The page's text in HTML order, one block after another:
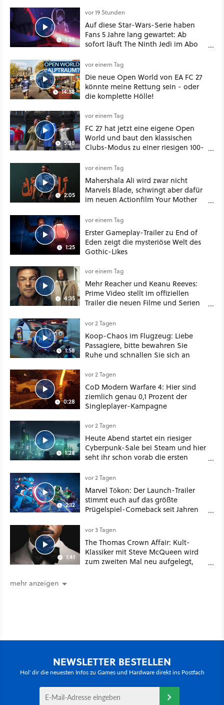
1:29
vor 19 Stunden
Auf diese Star-Wars-Serie haben
Fans 5 Jahre lang gewartet: Ab
sofort läuft The Ninth Jedi im Abo
14:38
vor einem Tag
Die neue Open World von EA FC 27
könnte meine Rettung sein - oder
die komplette Hölle!
5:38
vor einem Tag
FC 27 hat jetzt eine eigene Open
World und baut den klassischen
Clubs-Modus zu einer riesigen 100-
2:05
vor einem Tag
Mahershala Ali wird zwar nicht
Marvels Blade, schwingt aber dafür
im neuen Actionfilm Your Mother
Schwert
1:25
vor einem Tag
Erster Gameplay-Trailer zu End of
Eden zeigt die mysteriöse Welt des
Gothic-Likes
4:35
vor einem Tag
Mehr Reacher und Keanu Reeves:
Prime Video stellt im offiziellen
Trailer die neuen Filme und Serien
1:58
vor 2 Tagen
Koop-Chaos im Flugzeug: Liebe
Passagiere, bitte bewahren Sie
Ruhe und schnallen Sie sich an
0:28
vor 2 Tagen
CoD Modern Warfare 4: Hier sind
ziemlich genau 0,1 Prozent der
Singleplayer-Kampagne
1:28
vor 2 Tagen
Heute Abend startet ein riesiger
Cyberpunk-Sale bei Steam und hier
seht ihr schon vorab die ersten
2:12
vor 2 Tagen
Marvel Tōkon: Der Launch-Trailer
stimmt euch auf das größte
Prügelspiel-Comeback seit Jahren
1:41
vor 3 Tagen
The Thomas Crown Affair: Kult-
Klassiker mit Steve McQueen wird
zum zweiten Mal neu aufgelegt,
mehr anzeigen
NEWSLETTER BESTELLEN
Hol' dir die neuesten Infos zu Games und Hardware direkt ins Postfach